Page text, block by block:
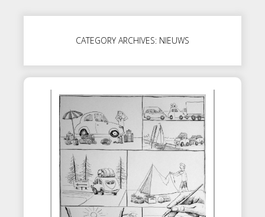
CATEGORY ARCHIVES: NIEUWS